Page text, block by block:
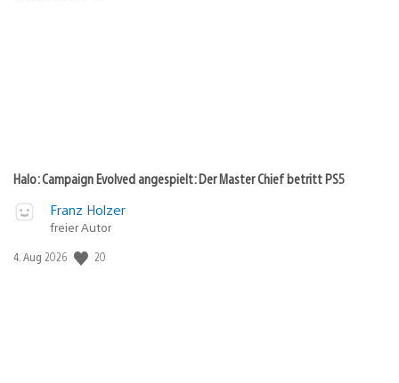
Halo: Campaign Evolved angespielt: Der Master Chief betritt PS5
Franz Holzer
freier Autor
Veröffentlichungsdatum:
4. Aug 2026 20